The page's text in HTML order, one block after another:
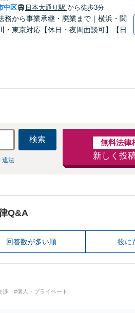
中区 日本大通り駅 から徒歩3分
務から事業承継・廃業まで｜横浜・関
・東京対応【休日・夜間面談可】【日
検索
違法
無料法律
新しく投
Q&A
回答数が多い順 役に
渉 #個人・プライベート